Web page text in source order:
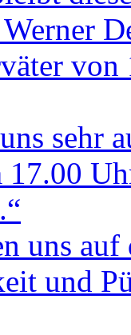
sehr
17.00
uns
und